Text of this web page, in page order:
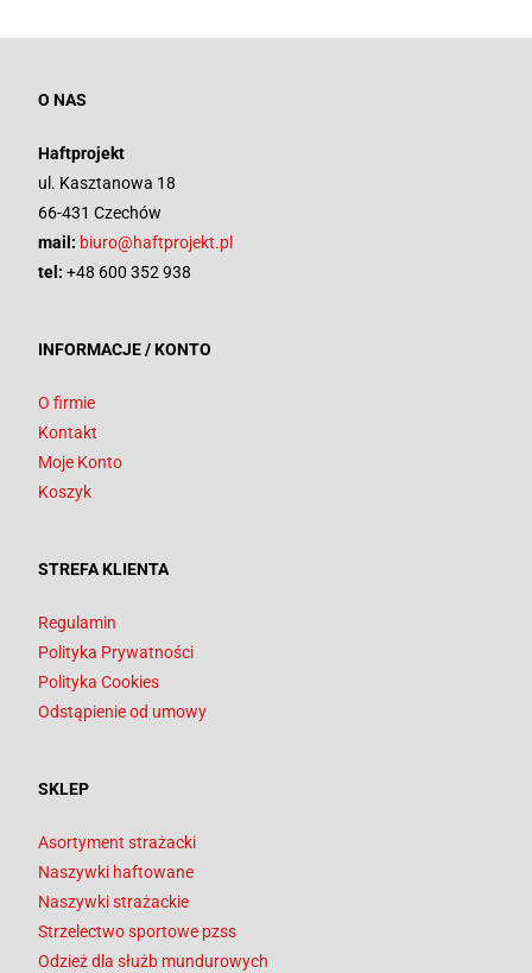
O NAS
Haftprojekt
ul. Kasztanowa 18
66-431 Czechów
mail: biuro@haftprojekt.pl
tel: +48 600 352 938
INFORMACJE / KONTO
O firmie
Kontakt
Moje Konto
Koszyk
STREFA KLIENTA
Regulamin
Polityka Prywatności
Polityka Cookies
Odstąpienie od umowy
SKLEP
Asortyment strażacki
Naszywki haftowane
Naszywki strażackie
Strzelectwo sportowe pzss
Odzież dla służb mundurowych